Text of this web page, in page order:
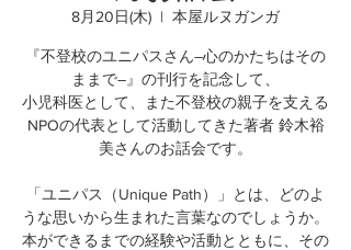
8月20日(木)
  |
本屋ルヌガンガ
『不登校のユニパスさん―心のかたちはその
ままで―』の刊行を記念して、
小児科医として、また不登校の親子を支える
NPOの代表として活動してきた著者 鈴木裕
美さんのお話会です。
「ユニパス（Unique Path）」とは、どのよ
うな思いから生まれた言葉なのでしょうか。
本ができるまでの経験や活動とともに、その